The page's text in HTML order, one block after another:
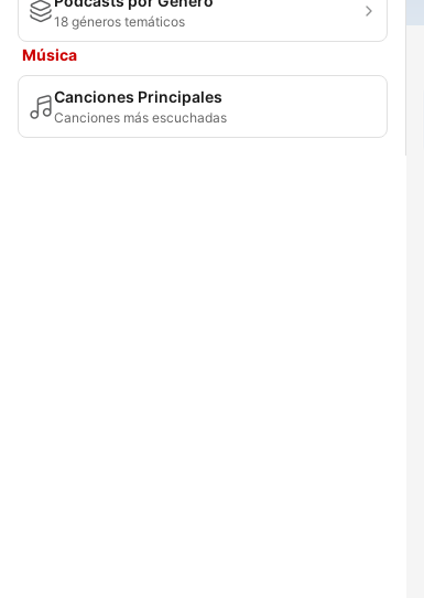
18 géneros temáticos
Música
Canciones Principales
Canciones más escuchadas